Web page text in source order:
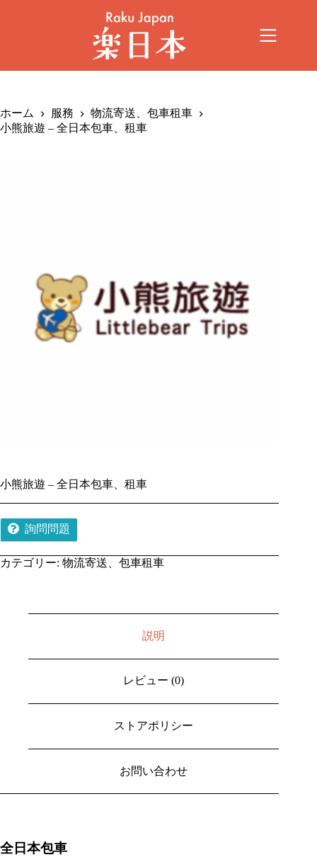
ホーム 服務
物流寄送、包車租車
小熊旅遊 – 全日本包車、租車
小熊旅遊 – 全日本包車、租車
詢問問題
カテゴリー: 物流寄送、包車租車
説明
レビュー (0)
ストアポリシー
お問い合わせ
全日本包車